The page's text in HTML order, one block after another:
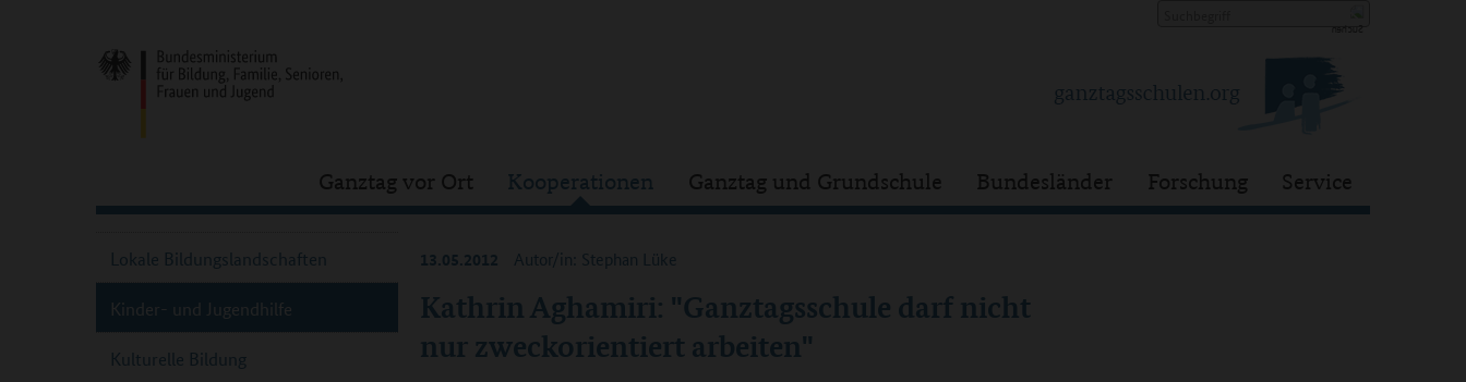
Ganztag vor Ort Kooperationen Ganztag und Grundschule Bundesländer Forschung Service
Kathrin Aghamiri: "Ganztagsschule darf nicht
nur zweckorientiert arbeiten"
13.05.2012 Autor/in: Stephan Lüke
Lokale Bildungslandschaften
Kinder- und Jugendhilfe
Kulturelle Bildung